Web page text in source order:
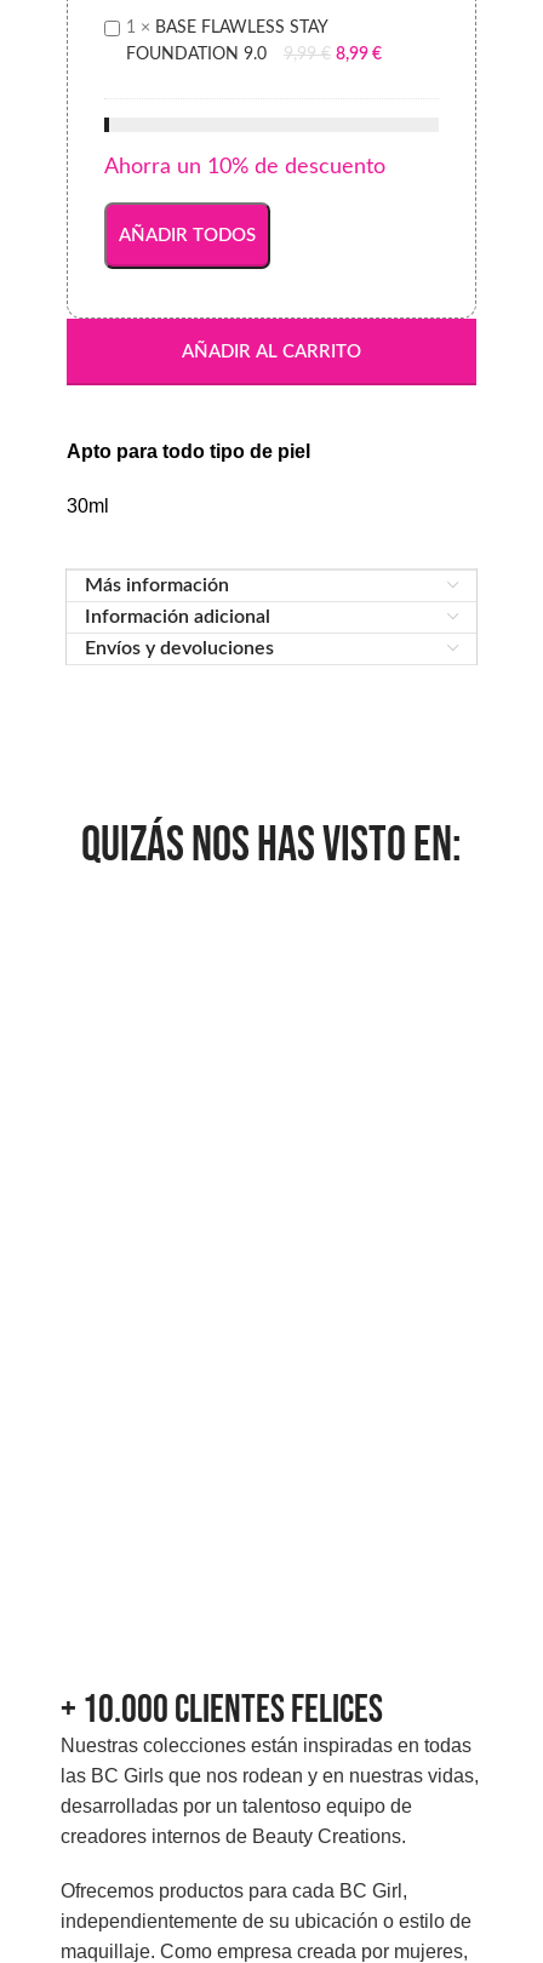
BASE
FLAWLESS
9.0
1 × BASE FLAWLESS STAY
FOUNDATION 9.0
9,99€ 8,99 €
Ahorra un 10% de descuento
AÑADIR TODOS
AÑADIR AL CARRITO
Apto para todo tipo de piel
30ml
Más información
Información adicional
Envíos y devoluciones
QUIZÁS NOS HAS VISTO EN:
+ 10.000 Clientes felices
Nuestras colecciones están inspiradas en todas
las BC Girls que nos rodean y en nuestras vidas,
desarrolladas por un talentoso equipo de
creadores internos de Beauty Creations.
Ofrecemos productos para cada BC Girl,
independientemente de su ubicación o estilo de
maquillaje. Como empresa creada por mujeres,